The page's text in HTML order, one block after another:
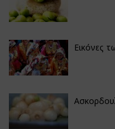
Εικόνες